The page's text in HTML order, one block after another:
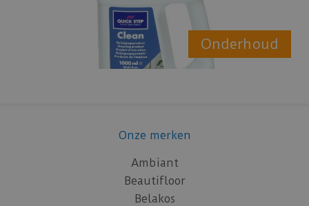
Onderhoud
Onze merken
Ambiant
Beautifloor
Belakos